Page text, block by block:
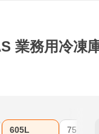
業務用冷凍
605L 755L